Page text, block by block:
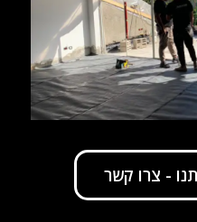
- צרו קשר